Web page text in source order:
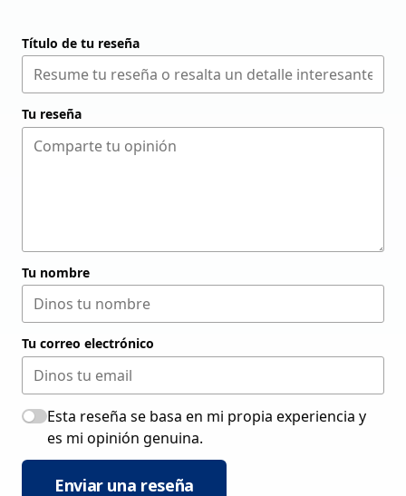
Título de tu reseña
Tu reseña
Tu nombre
Tu correo electrónico
Esta reseña se basa en mi propia experiencia y
es mi opinión genuina.
Enviar una reseña